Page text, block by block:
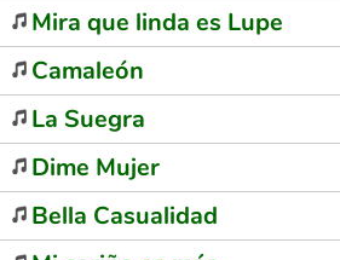
Mira que linda es Lupe
Camaleón
La Suegra
Dime Mujer
Bella Casualidad